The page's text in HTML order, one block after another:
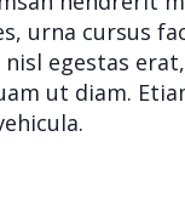
urna cursus
egestas
ut diam.